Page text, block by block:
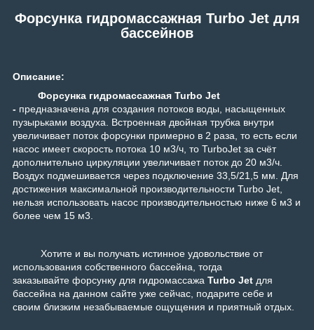
Форсунка гидромассажная Turbo Jet для
бассейнов
Описание:
Форсунка гидромассажная Turbo Jet
- предназначена для создания потоков воды, насыщенных
пузырьками воздуха. Встроенная двойная трубка внутри
увеличивает поток форсунки примерно в 2 раза, то есть если
насос имеет скорость потока 10 м3/ч, то TurboJet за счёт
дополнительно циркуляции увеличивает поток до 20 м3/ч.
Воздух подмешивается через подключение 33,5/21,5 мм. Для
достижения максимальной производительности Turbo Jet,
нельзя использовать насос производительностью ниже 6 м3 и
более чем 15 м3.
Хотите и вы получать истинное удовольствие от
использования собственного бассейна, тогда
заказывайте форсунку для гидромассажа Turbo Jet для
бассейна на данном сайте уже сейчас, подарите себе и
своим близким незабываемые ощущения и приятный отдых.